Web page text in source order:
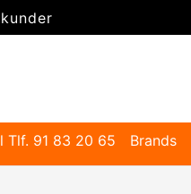
Tlf. 91 83 20 65 Brands